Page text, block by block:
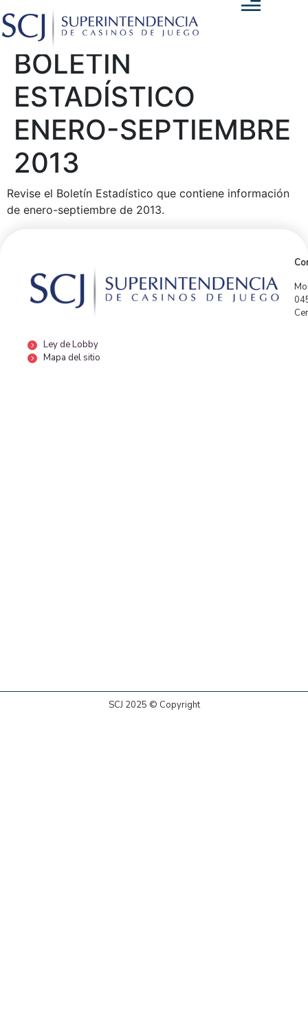
BOLETÍN
ESTADÍSTICO
ENERO-SEPTIEMBRE
2013
Revise el Boletín Estadístico que contiene información
de enero-septiembre de 2013.
Ley de Lobby
Mapa del sitio
SCJ 2025 © Copyright